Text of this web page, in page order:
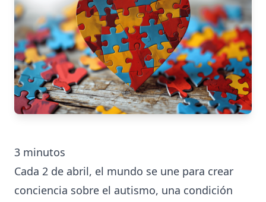
3 minutos
Cada 2 de abril, el mundo se une para crear
conciencia sobre el autismo, una condición